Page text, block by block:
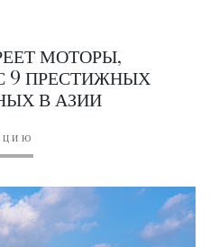
МОТОРЫ,
9 ПРЕСТИЖНЫХ
В АЗИИ